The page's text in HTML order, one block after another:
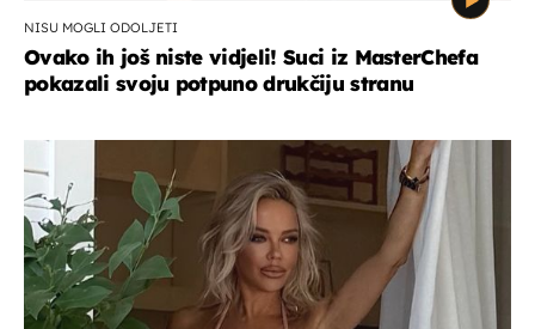
NISU MOGLI ODOLJETI
Ovako ih još niste vidjeli! Suci iz MasterChefa
pokazali svoju potpuno drukčiju stranu